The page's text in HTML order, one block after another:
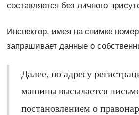
составляется без личного
Инспектор, имея на снимке
запрашивает данные о
Далее, по адресу
машины высылается
постановлением о